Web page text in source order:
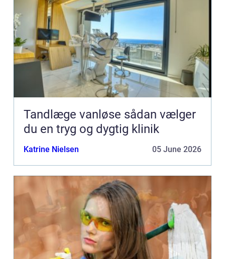
Tandlæge vanløse sådan vælger
du en tryg og dygtig klinik
Katrine Nielsen 05 June 2026